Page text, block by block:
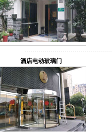
酒店电动玻璃门